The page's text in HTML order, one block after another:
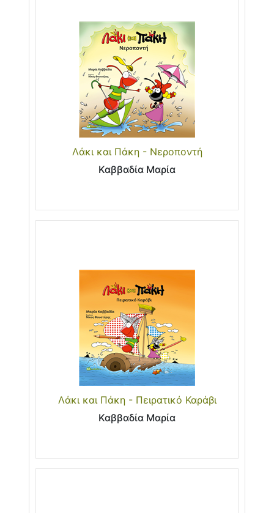
Λάκι και Πάκη - Νεροποντή
Καββαδία Μαρία
Λάκι και Πάκη - Πειρατικό Καράβι
Καββαδία Μαρία